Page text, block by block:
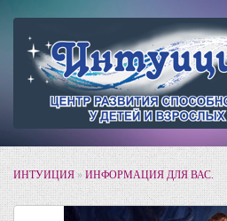
ИНТУИЦИЯ»ИНФОРМАЦИЯ ДЛЯ ВАС.